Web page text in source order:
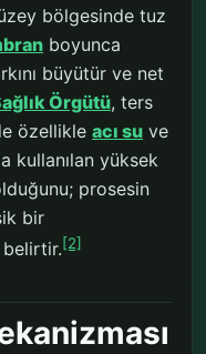
bölgesinde tuz
boyunca
büyütür ve net
Örgütü, ters
özellikle acı su ve
kullanılan yüksek
prosesin
bir
[2]